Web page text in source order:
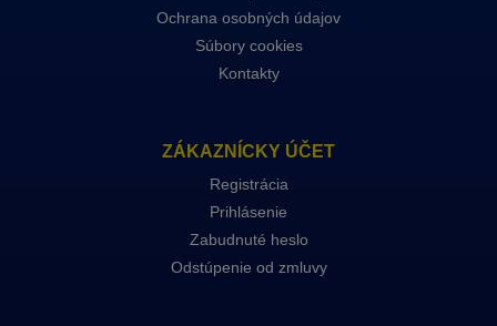
Ochrana osobných údajov
Súbory cookies
Kontakty
ZÁKAZNÍCKY ÚČET
Registrácia
Prihlásenie
Zabudnuté heslo
Odstúpenie od zmluvy